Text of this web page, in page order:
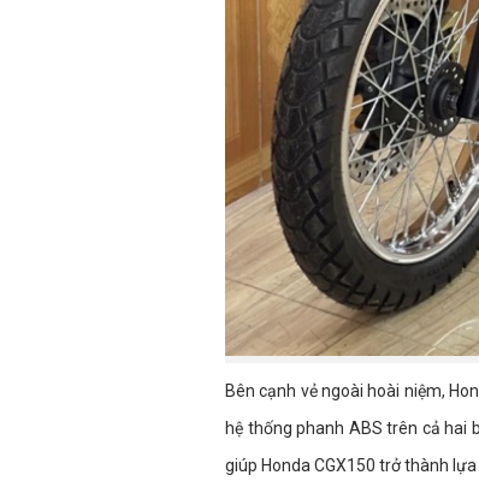
Bên cạnh vẻ ngoài hoài niệm,
hệ thống phanh ABS trên cả hai
giúp Honda CGX150 trở thành